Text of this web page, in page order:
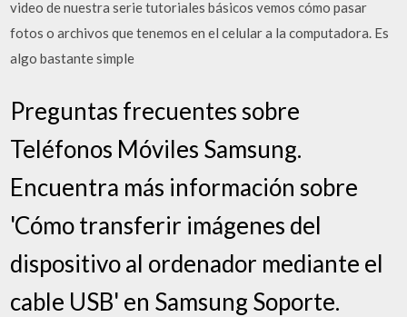
video de nuestra serie tutoriales básicos vemos cómo pasar
fotos o archivos que tenemos en el celular a la computadora. Es
algo bastante simple
Preguntas frecuentes sobre
Teléfonos Móviles Samsung.
Encuentra más información sobre
'Cómo transferir imágenes del
dispositivo al ordenador mediante el
cable USB' en Samsung Soporte.